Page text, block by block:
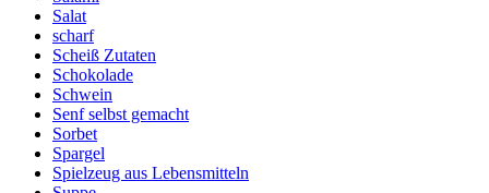
Salat
scharf
Scheiß Zutaten
Schokolade
Schwein
Senf selbst gemacht
Sorbet
Spargel
Spielzeug aus Lebensmitteln